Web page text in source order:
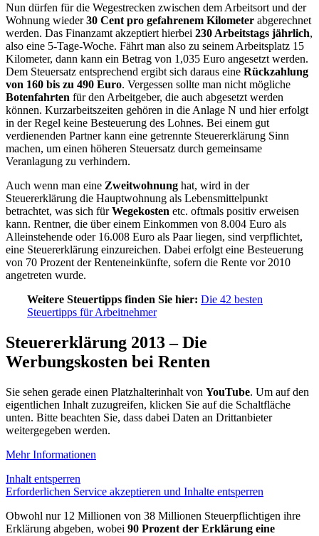
Nun dürfen für die Wegestrecken zwischen dem Arbeitsort und der
Wohnung wieder30 Cent pro gefahrenem Kilometer abgerechnet
werden. Das Finanzamt akzeptiert hierbei 230 Arbeitstags jährlich,
also eine 5-Tage-Woche. Fährt man also zu seinem Arbeitsplatz 15
Kilometer, dann kann ein Betrag von 1,035 Euro angesetzt werden.
Dem Steuersatz entsprechend ergibt sich daraus eine Rückzahlung
von 160 bis zu 490 Euro. Vergessen sollte man nicht mögliche
Botenfahrten für den Arbeitgeber, die auch abgesetzt werden
können. Kurzarbeitszeiten gehören in die Anlage N und hier erfolgt
in der Regel keine Besteuerung des Lohnes. Bei einem gut
verdienenden Partner kann eine getrennte Steuererklärung Sinn
machen, um einen höheren Steuersatz durch gemeinsame
Veranlagung zu verhindern.
Auch wenn man eine Zweitwohnung hat, wird in der
Steuererklärung die Hauptwohnung als Lebensmittelpunkt
betrachtet, was sich fürWegekosten etc. oftmals positiv erweisen
kann. Rentner, die über einem Einkommen von 8.004 Euro als
Alleinstehende oder 16.008 Euro als Paar liegen, sind verpflichtet,
eine Steuererklärung einzureichen. Dabei erfolgt eine Besteuerung
von 70 Prozent der Renteneinkünfte, sofern die Rente vor 2010
angetreten wurde.
Weitere Steuertipps finden Sie hier: Die 42 besten
Steuertipps für Arbeitnehmer
Steuererklärung 2013 – Die
Werbungskosten bei Renten
Sie sehen gerade einen Platzhalterinhalt von YouTube. Um auf den
eigentlichen Inhalt zuzugreifen, klicken Sie auf die Schaltfläche
unten. Bitte beachten Sie, dass dabei Daten an Drittanbieter
weitergegeben werden.
Mehr Informationen
Inhalt entsperren
Erforderlichen Service akzeptieren und Inhalte entsperren
Obwohl nur 12 Millionen von 38 Millionen Steuerpflichtigen ihre
Erklärung abgeben, wobei 90 Prozent der Erklärung eine